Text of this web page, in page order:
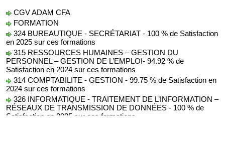
CGV ADAM CFA
FORMATION
324 BUREAUTIQUE - SECRÉTARIAT - 100 % de Satisfaction
en 2025 sur ces formations
315 RESSOURCES HUMAINES – GESTION DU
PERSONNEL – GESTION DE L’EMPLOI- 94.92 % de
Satisfaction en 2024 sur ces formations
314 COMPTABILITE - GESTION - 99.75 % de Satisfaction en
2024 sur ces formations
326 INFORMATIQUE - TRAITEMENT DE L’INFORMATION –
RÉSEAUX DE TRANSMISSION DE DONNÉES - 100 % de
Satisfaction en 2025 sur ces formations